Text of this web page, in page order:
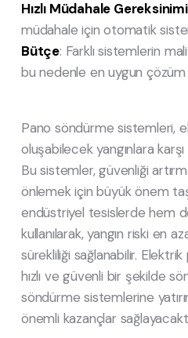
Hızlı Müdahale Gereksinimi
müdahale için otomatik
Bütçe: Farklı sistemlerin
bu nedenle en uygun çözüm
Pano söndürme sistemleri,
oluşabilecek yangınlara
Bu sistemler, güvenliği
önlemek için büyük önem
endüstriyel tesislerde hem
kullanılarak, yangın riski en
sürekliliği sağlanabilir. Elektrik
hızlı ve güvenli bir şekilde
söndürme sistemlerine
önemli kazançlar